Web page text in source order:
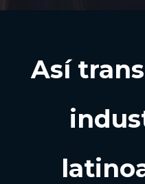
Así